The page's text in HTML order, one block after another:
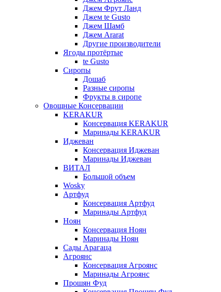
Джем Фрут Ланд
Джем te Gusto
Джем Шамб
Джем Ararat
Другие производители
Ягоды протёртые
te Gusto
Сиропы
Дошаб
Разные сиропы
Фрукты в сиропе
Овощные Консервации
KERAKUR
Консервация KERAKUR
Маринады KERAKUR
Иджеван
Консервация Иджеван
Маринады Иджеван
ВИТАЛ
Большой объем
Wosky
Артфуд
Консервация Артфуд
Маринады Артфуд
Ноян
Консервация Ноян
Маринады Ноян
Сады Арагаца
Агроянс
Консервация Агроянс
Маринады Агроянс
Прошян Фуд